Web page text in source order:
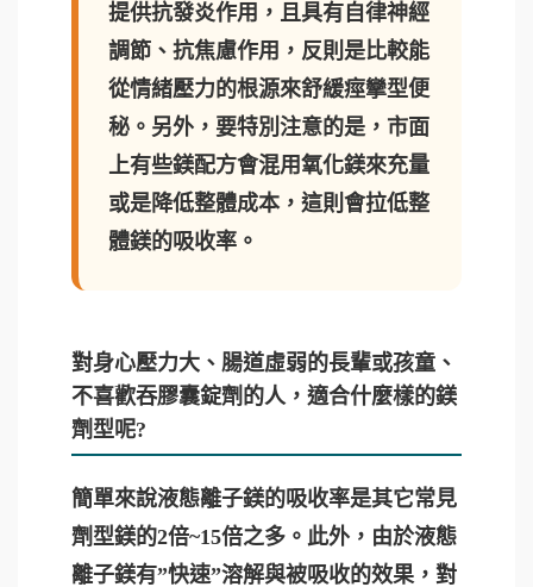
提供抗發炎作用，且具有自律神經
調節、抗焦慮作用，反則是比較能
從情緒壓力的根源來舒緩痙攣型便
秘。另外，要特別注意的是，市面
上有些鎂配方會混用氧化鎂來充量
或是降低整體成本，這則會拉低整
體鎂的吸收率。
對身心壓力大、腸道虛弱的長輩或孩童、
不喜歡吞膠囊錠劑的人，適合什麼樣的鎂
劑型呢?
簡單來說液態離子鎂的吸收率是其它常見
劑型鎂的2倍~15倍之多。此外，由於液態
離子鎂有”快速”溶解與被吸收的效果，對